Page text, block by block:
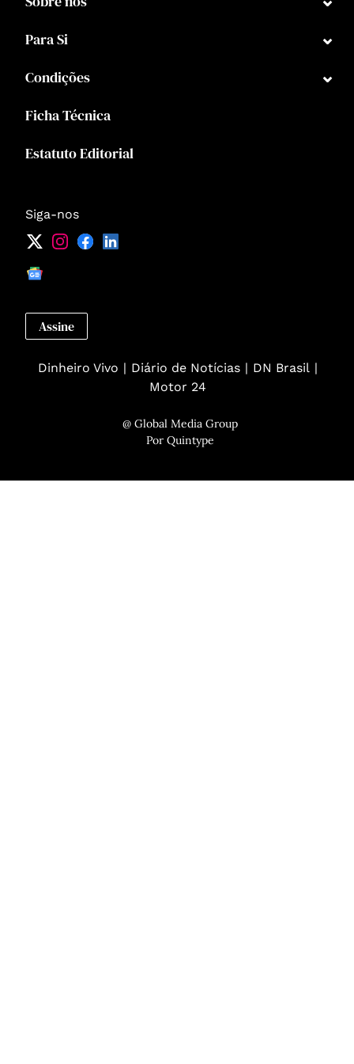
Siga-nos
Assine
Para Si ⌄
Condições ⌄
Ficha Técnica
Estatuto Editorial
Dinheiro Vivo Diário de Notícias
DN Brasil
Motor 24
@ Global Media Group
PorQuintype